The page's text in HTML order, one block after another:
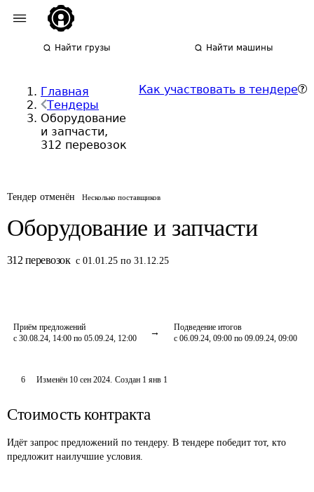
Найти грузы Найти машины
Главная
Тендеры
Оборудование
и запчасти,
312 перевозок
Как участвовать в тендере
Тендер отменён Несколько поставщиков
Оборудование и запчасти
312 перевозок с 01.01.25 по 31.12.25
Приём предложений
с 30.08.24, 14:00 по 05.09.24, 12:00
Подведение итогов
с 06.09.24, 09:00 по 09.09.24, 09:00
6 Изменён 10 сен 2024. Создан 1 янв 1
Стоимость контракта
Идёт запрос предложений по тендеру. В тендере победит тот, кто
предложит наилучшие условия.